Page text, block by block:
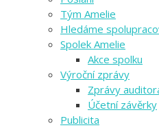
Tým Amelie
Hledáme
Spolek Amelie
Akce spolku
Výroční zprávy
Zprávy
Účetní závěrky
Publicita